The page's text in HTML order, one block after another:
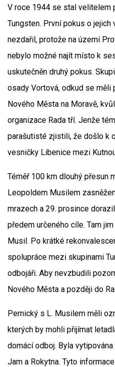
V roce 1944 se stal velitelem
Tungsten. První pokus o
nezdařil, protože na území
nebylo možné najít místo k
uskutečněn druhý pokus.
osady Vortová, odkud se měli
Nového Města na Moravě,
organizace Rada tří. Jenže
parašutisté zjistili, že došlo k
vesničky Libenice mezi
Téměř 100 km dlouhý přesun
Leopoldem Musilem
mrazech a 29. prosince
předem určeného cíle. Tam
Musil. Po krátké
spolupráce mezi skupinami
odbojáři. Aby nevzbudili
Nového Města a později do
Pernický s L. Musilem měli
kterých by mohli přijímat
domácí odboj. Byla
Jam a Rokytna. Tyto